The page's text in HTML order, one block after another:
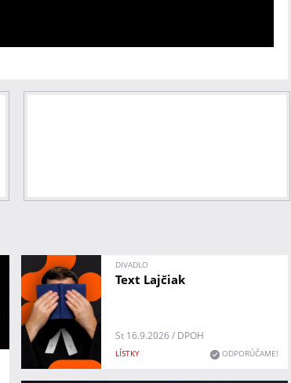
DIVADLO
Text Lajčiak
LÍSTKY
St 16.9.2026 / DPOH
ODPORÚČAME!